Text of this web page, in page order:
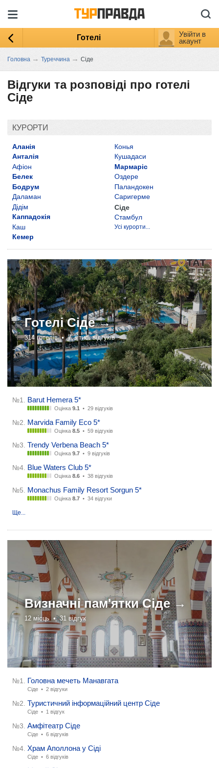
Готелі
Увійти в
акаунт
Головна → Туреччина → Сіде
Відгуки та розповіді про готелі
Сіде
КУРОРТИ
Аланія
Анталія
Афіон
Белек
Бодрум
Даламан
Дідім
Каппадокія
Каш
Кемер
Конья
Кушадаси
Мармаріс
Оздере
Паландокен
Саригерме
Сіде
Стамбул
Усі курорти...
ГотеліСіде →
314 готелів •7,3 тис. відгуків
№1. Barut Hemera 5*
Оцінка 9.1 • 29 відгуків
№2. Marvida Family Eco 5*
Оцінка 8.5 • 59 відгуків
№3. Trendy Verbena Beach 5*
Оцінка 9.7 • 9 відгуків
№4. Blue Waters Club 5*
Оцінка 8.6 • 38 відгуків
№5. Monachus Family Resort Sorgun 5*
Оцінка 8.7 • 34 відгуки
Ще...
Визначні пам'яткиСіде →
12 місць •31 відгук
№1. Головна мечеть Манавгата
Сіде • 2 відгуки
№2. Туристичний інформаційний центр Сіде
Сіде • 1 відгук
№3. Амфітеатр Сіде
Сіде • 6 відгуків
№4. Храм Аполлона у Сіді
Сіде • 6 відгуків